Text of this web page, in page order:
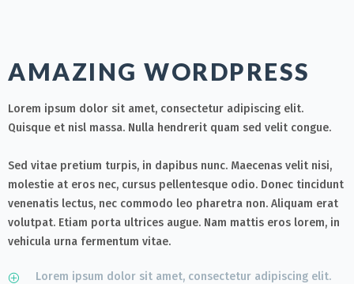
AMAZING WORDPRESS
Lorem ipsum dolor sit amet, consectetur adipiscing elit.
Quisque et nisl massa. Nulla hendrerit quam sed velit congue.
Sed vitae pretium turpis, in dapibus nunc. Maecenas velit nisi,
molestie at eros nec, cursus pellentesque odio. Donec tincidunt
venenatis lectus, nec commodo leo pharetra non. Aliquam erat
volutpat. Etiam porta ultrices augue. Nam mattis eros lorem, in
vehicula urna fermentum vitae.
Lorem ipsum dolor sit amet, consectetur adipiscing elit.